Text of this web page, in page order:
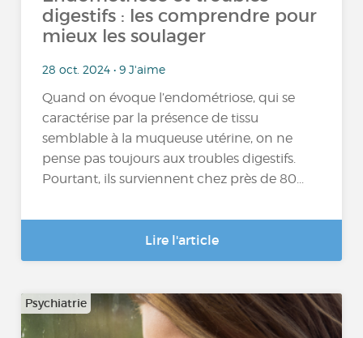
digestifs : les comprendre pour
mieux les soulager
28 oct. 2024 • 9 J'aime
Quand on évoque l’endométriose, qui se
caractérise par la présence de tissu
semblable à la muqueuse utérine, on ne
pense pas toujours aux troubles digestifs.
Pourtant, ils surviennent chez près de 80...
Lire l'article
Psychiatrie